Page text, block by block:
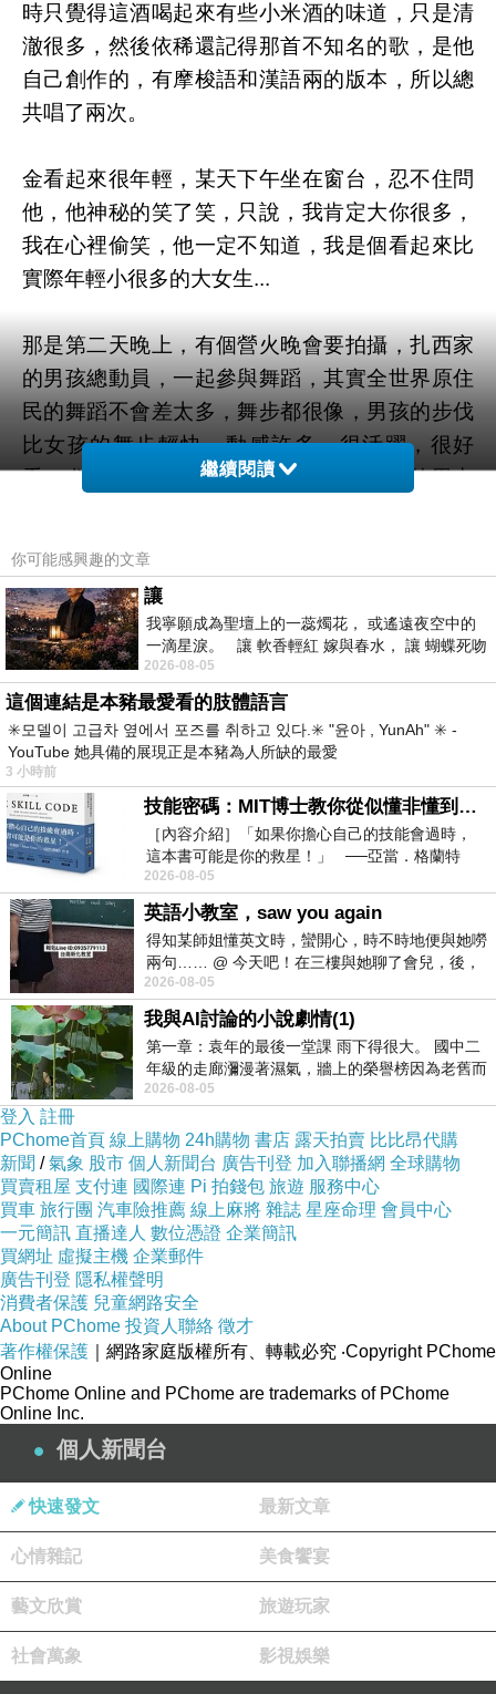
時只覺得這酒喝起來有些小米酒的味道，只是清
澈很多，然後依稀還記得那首不知名的歌，是他
自己創作的，有摩梭語和漢語兩的版本，所以總
共唱了兩次。
金看起來很年輕，某天下午坐在窗台，忍不住問
他，他神秘的笑了笑，只說，我肯定大你很多，
我在心裡偷笑，他一定不知道，我是個看起來比
實際年輕小很多的大女生...
那是第二天晚上，有個營火晚會要拍攝，扎西家
的男孩總動員，一起參與舞蹈，其實全世界原住
民的舞蹈不會差太多，舞步都很像，男孩的步伐
比女孩的舞步輕快、動感許多，很活躍，很好
看，尤其金特別賣力...第四輪時冷不妨被他用力
雖然金和小喇嘛(金的親戚，硬說自己下個月要去
當喇嘛，頂著時髦髮型，還挑染的他說起這話，
還真沒說服力)緊緊握著我的手，體貼的叮嚀舞步
的口訣，我還是沒能在結束之前學會...
回到扎西家的酒吧，大家開心的喝酒唱歌，輪著
唱，扎西家的人唱著民謠，我們唱著熟悉的台灣
流行歌曲，他們的歌聲很嘹亮、很奔放，主持人
的聲音很清亮，我的聲音夾雜其中，顯得細柔許
多...好幾次，金只是在旁邊靜靜的聽著我們唱
著...
第三天晚上，工作人員在休息的夜晚走到湖邊，
跟湖邊的工人要了柴火，升起小火堆，不一會
兒，扎西家的人也來湊熱鬧，嫌火光太小，金摸
黑跑到樓旁，抱了一堆柴火回來，努力的生起
火，後來不知去哪兒扛了一個竹簍回來，裡面依
然裝了好多柴火，手上也多了一箱啤酒--很熱
情、純真的男孩--我和主持人交換了個眼神...在要
求之下，金和雍兒叔姪倆唱了幾首歌，尾音繚繞
在湖邊，回音從對岸傳了回來...
永遠不會忘記
那一刻，時間隨著歌聲凝結在空中，兩秒鐘，大
家才想起，給予熱烈的掌聲...
在那個只記出生年份、沒有生日的地方，我問出
繼續閱讀
你可能感興趣的文章
讓
我寧願成為聖壇上的一蕊燭花， 或遙遠夜空中的
一滴星淚。 讓 軟香輕紅 嫁與春水， 讓 蝴蝶死吻
夏日最後一瓣玫瑰， 讓
2026-08-05
這個連結是本豬最愛看的肢體語言
✳️모델이 고급차 옆에서 포즈를 취하고 있다.✳️ "윤아 , YunAh" ✳️ -
YouTube 她具備的展現正是本豬為人所缺的最愛
3 小時前
技能密碼：MIT博士教你從似懂非懂到穩定輸出，把專業變事業的職能升級攻略 /麥特．比恩(容錯)
［內容介紹］「如果你擔心自己的技能會過時，
這本書可能是你的救星！」 ──亞當．格蘭特
（Adam Grant），《
2026-08-05
英語小教室，saw you again
得知某師姐懂英文時，蠻開心，時不時地便與她嘮
兩句…… @ 今天吧！在三樓與她聊了會兒，後，
下二樓居然又撞到她，於是
2026-08-05
我與AI討論的小說劇情(1)
第一章：袁年的最後一堂課 雨下得很大。 國中二
年級的走廊瀰漫著濕氣，牆上的榮譽榜因為老舊而
微微捲起。 堯禹舜站在辦公室外，手
2026-08-05
登入 註冊
PChome首頁 線上購物 24h購物 書店 露天拍賣 比比昂代購
新聞 /氣象 股市 個人新聞台 廣告刊登 加入聯播網 全球購物
買賣租屋 支付連 國際連 Pi 拍錢包 旅遊 服務中心
買車 旅行團 汽車險推薦 線上麻將 雜誌 星座命理 會員中心
一元簡訊 直播達人 數位憑證 企業簡訊
買網址 虛擬主機 企業郵件
廣告刊登 隱私權聲明
消費者保護 兒童網路安全
About PChome 投資人聯絡 徵才
著作權保護 ｜網路家庭版權所有、轉載必究 ‧Copyright PChome
Online
PChome Online and PChome are trademarks of PChome
Online Inc.
個人新聞台
快速發文 最新文章
心情雜記 美食饗宴
藝文欣賞 旅遊玩家
社會萬象 影視娛樂